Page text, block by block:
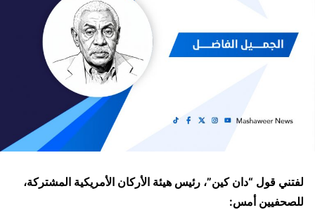
لفتني قول “دان كين”، رئيس هيئة الأركان الأمريكية المشتركة،
للصحفيين أمس: